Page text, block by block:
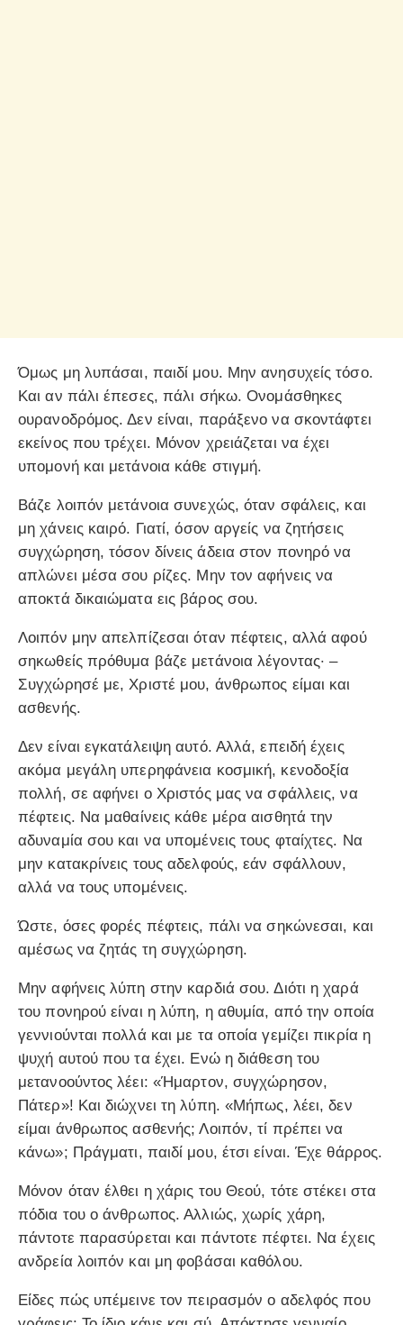
Όμως μη λυπάσαι, παιδί μου. Μην ανησυχείς τόσο.
Και αν πάλι έπεσες, πάλι σήκω. Ονομάσθηκες
ουρανοδρόμος. Δεν είναι, παράξενο να σκοντάφτει
εκείνος που τρέχει. Μόνον χρειάζεται να έχει
υπομονή και μετάνοια κάθε στιγμή.
Βάζε λοιπόν μετάνοια συνεχώς, όταν σφάλεις, και
μη χάνεις καιρό. Γιατί, όσον αργείς να ζητήσεις
συγχώρηση, τόσον δίνεις άδεια στον πονηρό να
απλώνει μέσα σου ρίζες. Μην τον αφήνεις να
αποκτά δικαιώματα εις βάρος σου.
Λοιπόν μην απελπίζεσαι όταν πέφτεις, αλλά αφού
σηκωθείς πρόθυμα βάζε μετάνοια λέγοντας· –
Συγχώρησέ με, Χριστέ μου, άνθρωπος είμαι και
ασθενής.
Δεν είναι εγκατάλειψη αυτό. Αλλά, επειδή έχεις
ακόμα μεγάλη υπερηφάνεια κοσμική, κενοδοξία
πολλή, σε αφήνει ο Χριστός μας να σφάλλεις, να
πέφτεις. Να μαθαίνεις κάθε μέρα αισθητά την
αδυναμία σου και να υπομένεις τους φταίχτες. Να
μην κατακρίνεις τους αδελφούς, εάν σφάλλουν,
αλλά να τους υπομένεις.
Ώστε, όσες φορές πέφτεις, πάλι να σηκώνεσαι, και
αμέσως να ζητάς τη συγχώρηση.
Μην αφήνεις λύπη στην καρδιά σου. Διότι η χαρά
του πονηρού είναι η λύπη, η αθυμία, από την οποία
γεννιούνται πολλά και με τα οποία γεμίζει πικρία η
ψυχή αυτού που τα έχει. Ενώ η διάθεση του
μετανοούντος λέει: «Ήμαρτον, συγχώρησον,
Πάτερ»! Και διώχνει τη λύπη. «Μήπως, λέει, δεν
είμαι άνθρωπος ασθενής; Λοιπόν, τί πρέπει να
κάνω»; Πράγματι, παιδί μου, έτσι είναι. Έχε θάρρος.
Μόνον όταν έλθει η χάρις του Θεού, τότε στέκει στα
πόδια του ο άνθρωπος. Αλλιώς, χωρίς χάρη,
πάντοτε παρασύρεται και πάντοτε πέφτει. Να έχεις
ανδρεία λοιπόν και μη φοβάσαι καθόλου.
Είδες πώς υπέμεινε τον πειρασμόν ο αδελφός που